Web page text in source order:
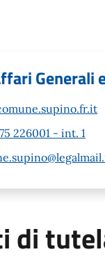
Generali
226001 - int. 1
di